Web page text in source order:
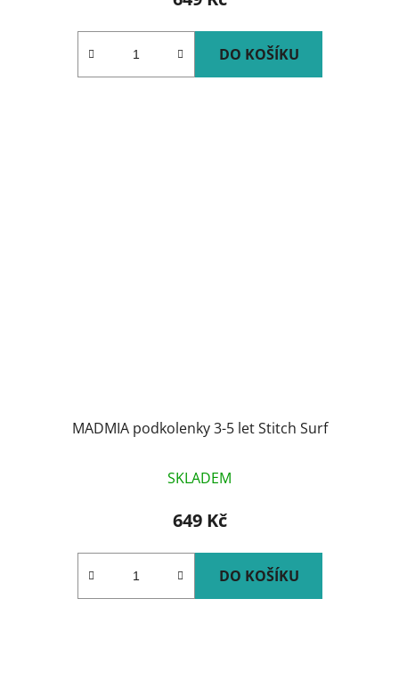
DO KOŠÍKU
MADMIA podkolenky 3-5 let Stitch Surf
SKLADEM
649 Kč
DO KOŠÍKU